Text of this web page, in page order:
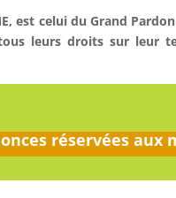
est celui du Grand Pardon
leurs droits sur leur
réservées aux